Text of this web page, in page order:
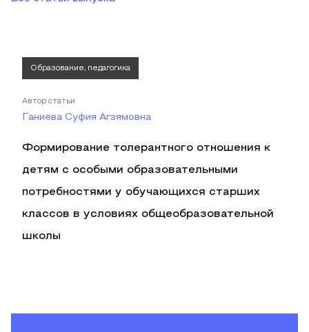
Образование, педагогика
Автор статьи
Ганиева Суфия Агзямовна
Формирование толерантного отношения к
детям с особыми образовательными
потребностями у обучающихся старших
классов в условиях общеобразовательной
школы